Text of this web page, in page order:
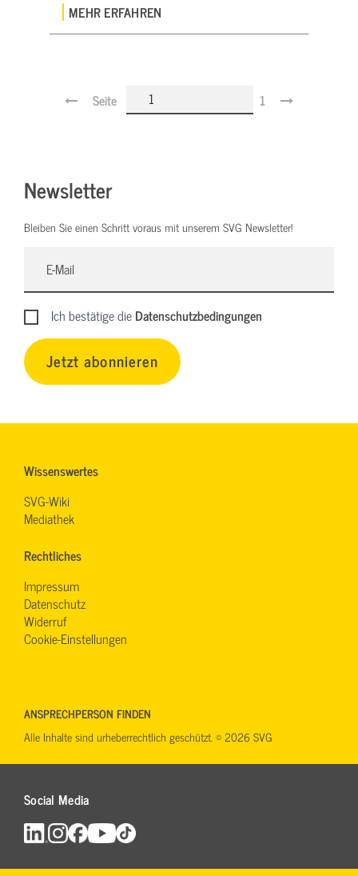
MEHR ERFAHREN
Seite 1
Newsletter
Bleiben Sie einen Schritt voraus mit unserem SVG Newsletter!
Ich bestätige dieDatenschutzbedingungen
Jetzt abonnieren
Wissenswertes
SVG-Wiki
Mediathek
Rechtliches
Impressum
Datenschutz
Widerruf
Cookie-Einstellungen
Social Media
ANSPRECHPERSON FINDEN
Alle Inhalte sind urheberrechtlich geschützt. © 2026 SVG